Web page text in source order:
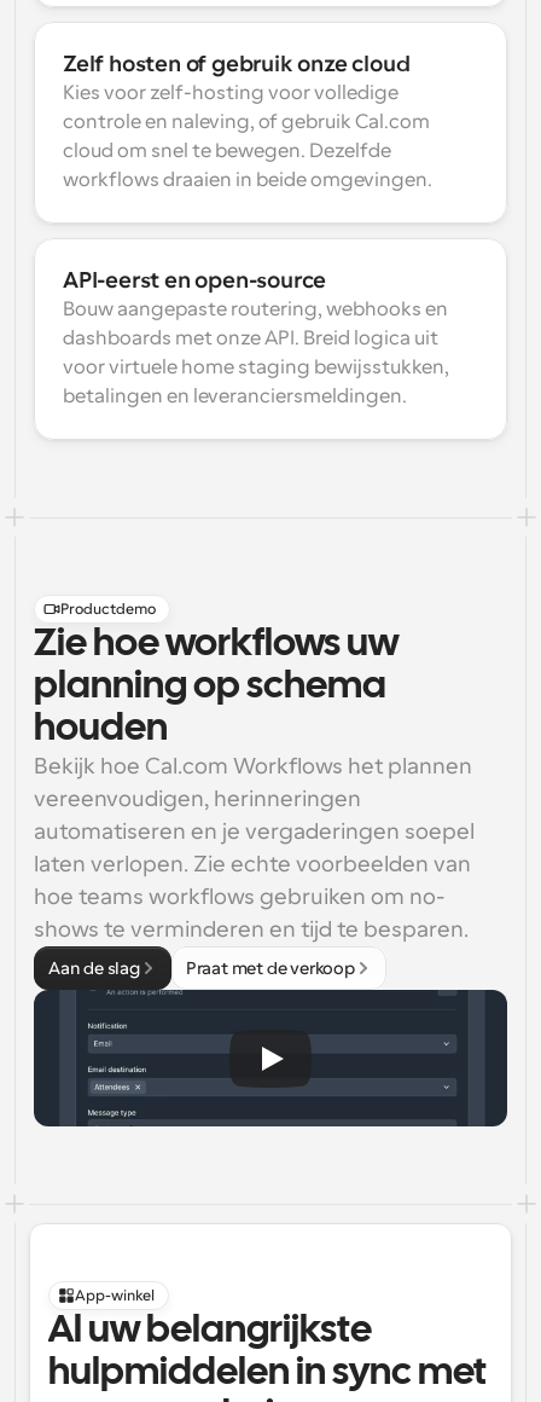
Zelf hosten of gebruik onze cloud
Kies voor zelf-hosting voor volledige
controle en naleving, of gebruik Cal.com
cloud om snel te bewegen. Dezelfde
workflows draaien in beide omgevingen.
API-eerst en open-source
Bouw aangepaste routering, webhooks en
dashboards met onze API. Breid logica uit
voor virtuele home staging bewijsstukken,
betalingen en leveranciersmeldingen.
Productdemo
Zie hoe workflows uw
planning op schema
houden
Bekijk hoe Cal.com Workflows het plannen
vereenvoudigen, herinneringen
automatiseren en je vergaderingen soepel
laten verlopen. Zie echte voorbeelden van
hoe teams workflows gebruiken om no-
shows te verminderen en tijd te besparen.
Aan de slag Praat met de verkoop
App-winkel
Al uw belangrijkste
hulpmiddelen in sync met